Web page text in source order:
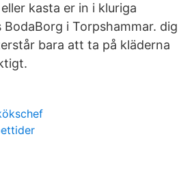
kasta er in i kluriga
i Torpshammar. dig
bara att ta på kläderna